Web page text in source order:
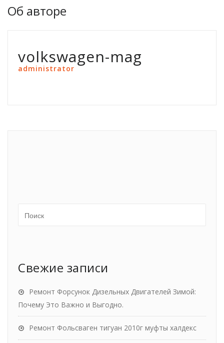
Об авторе
volkswagen-mag
administrator
Свежие записи
Ремонт Форсунок Дизельных Двигателей Зимой:
Почему Это Важно и Выгодно.
Ремонт Фольсваген тигуан 2010г муфты халдекс